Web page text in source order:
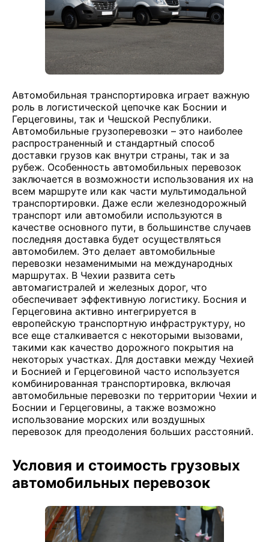
Автомобильная транспортировка играет важную
роль в логистической цепочке как Боснии и
Герцеговины, так и Чешской Республики.
Автомобильные грузоперевозки – это наиболее
распространенный и стандартный способ
доставки грузов как внутри страны, так и за
рубеж. Особенность автомобильных перевозок
заключается в возможности использования их на
всем маршруте или как части мультимодальной
транспортировки. Даже если железнодорожный
транспорт или автомобили используются в
качестве основного пути, в большинстве случаев
последняя доставка будет осуществляться
автомобилем. Это делает автомобильные
перевозки незаменимыми на международных
маршрутах. В Чехии развита сеть
автомагистралей и железных дорог, что
обеспечивает эффективную логистику. Босния и
Герцеговина активно интегрируется в
европейскую транспортную инфраструктуру, но
все еще сталкивается с некоторыми вызовами,
такими как качество дорожного покрытия на
некоторых участках. Для доставки между Чехией
и Боснией и Герцеговиной часто используется
комбинированная транспортировка, включая
автомобильные перевозки по территории Чехии и
Боснии и Герцеговины, а также возможно
использование морских или воздушных
перевозок для преодоления больших расстояний.
Условия и стоимость грузовых
автомобильных перевозок